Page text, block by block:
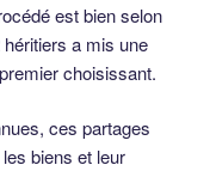
est bien selon
héritiers a mis une
choisissant.
ces partages
biens et leur